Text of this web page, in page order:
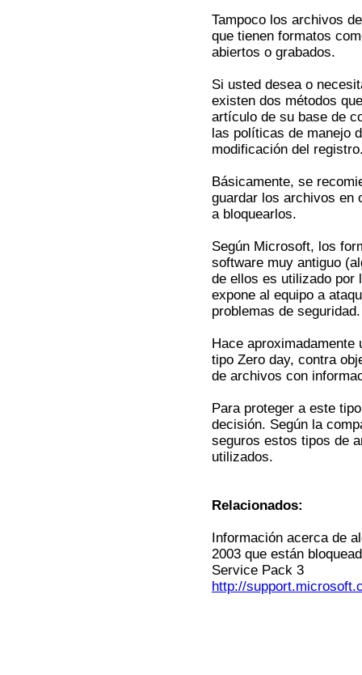
Tampoco los archivos
que tienen formatos
abiertos o grabados.
Si usted desea o
existen dos métodos
artículo de su base de
las políticas de manejo
modificación del
Básicamente, se
guardar los archivos en
a bloquearlos.
Según Microsoft, los
software muy antiguo
de ellos es utilizado por
expone al equipo a
problemas de seguridad.
Hace aproximadamente
tipo Zero day, contra
de archivos con
Para proteger a este
decisión. Según la
seguros estos tipos de
utilizados.
Relacionados:
Información acerca de
2003 que están
Service Pack 3
http://